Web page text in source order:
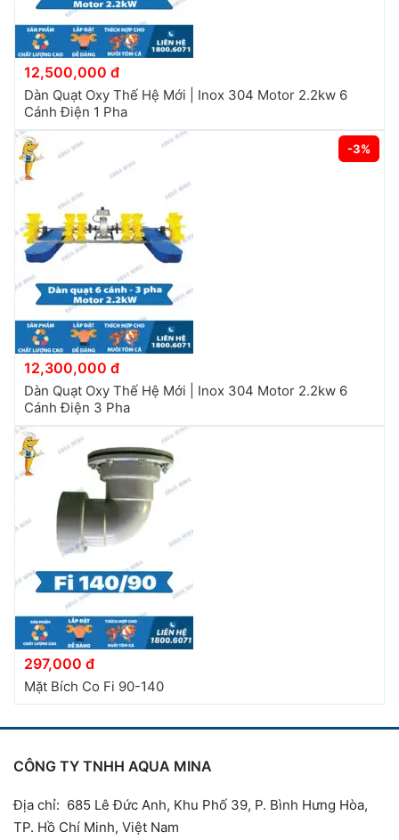
12,500,000 đ
Dàn Quạt Oxy Thế Hệ Mới | Inox 304 Motor 2.2kw 6
Cánh Điện 1 Pha
-3%
12,300,000 đ
Dàn Quạt Oxy Thế Hệ Mới | Inox 304 Motor 2.2kw 6
Cánh Điện 3 Pha
297,000 đ
Mặt Bích Co Fi 90-140
CÔNG TY TNHH AQUA MINA
Địa chỉ: 685 Lê Đức Anh, Khu Phố 39, P. Bình Hưng Hòa,
TP. Hồ Chí Minh, Việt Nam